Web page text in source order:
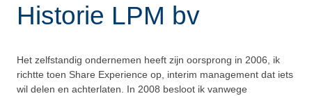
Historie LPM bv
Het zelfstandig ondernemen heeft zijn oorsprong in 2006, ik
richtte toen Share Experience op, interim management dat iets
wil delen en achterlaten. In 2008 besloot ik vanwege